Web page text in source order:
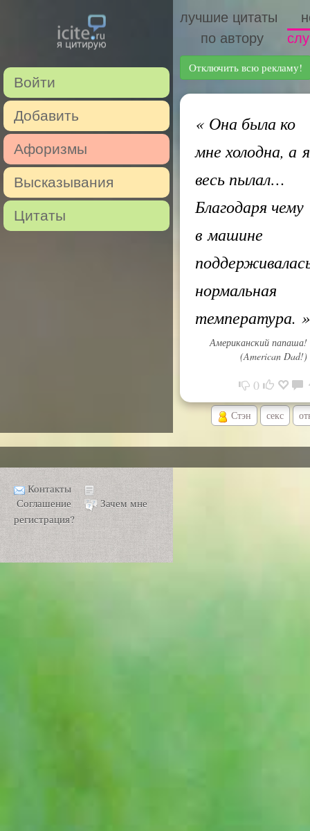
Войти
Добавить
Афоризмы
Высказывания
Цитаты
лучшие цитаты
по автору
Отключить всю рекламу!
«Она была ко
мне холодна, а я
весь пылал…
Благодаря чему
в машине
нормальная
температура. »
Американский папаша!
(American Dad!)
0
Стэн секс
Контакты
Соглашение
Зачем мне
регистрация?